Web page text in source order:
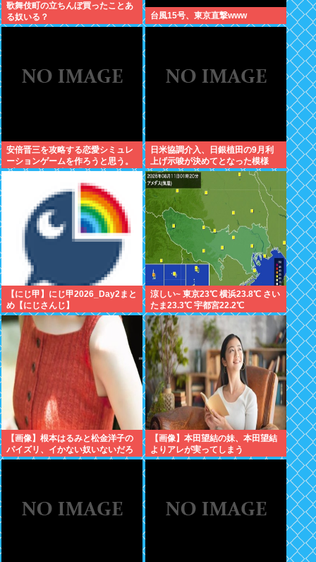
歌舞伎町の立ちんぼ買ったことあ
る奴いる？
台風15号、東京直撃www
安倍晋三を攻略する恋愛シミュレ
ーションゲームを作ろうと思う。
プロポーズの時も「その指輪は何
だよ」とツンデレな晋さん
日米協調介入、日銀植田の9月利
上げ示唆が決めてとなった模様
【にじ甲】にじ甲2026_Day2まと
め【にじさんじ】
涼しい~ 東京23℃ 横浜23.8℃ さい
たま23.3℃ 宇都宮22.2℃
【画像】根本はるみと松金洋子の
パイズリ、イかない奴いないだろ
www
【画像】本田望結の妹、本田望結
よりアレが実ってしまう